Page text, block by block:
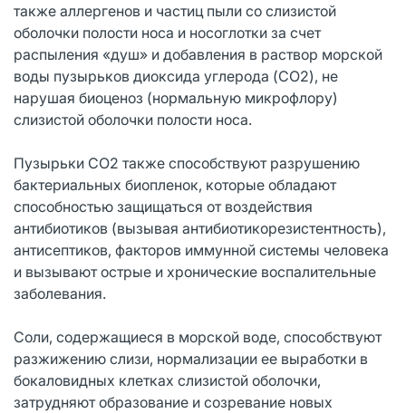
также аллергенов и частиц пыли со слизистой
оболочки полости носа и носоглотки за счет
распыления «душ» и добавления в раствор морской
воды пузырьков диоксида углерода (CO2), не
нарушая биоценоз (нормальную микрофлору)
слизистой оболочки полости носа.
Пузырьки CO2 также способствуют разрушению
бактериальных биопленок, которые обладают
способностью защищаться от воздействия
антибиотиков (вызывая антибиотикорезистентность),
антисептиков, факторов иммунной системы человека
и вызывают острые и хронические воспалительные
заболевания.
Соли, содержащиеся в морской воде, способствуют
разжижению слизи, нормализации ее выработки в
бокаловидных клетках слизистой оболочки,
затрудняют образование и созревание новых